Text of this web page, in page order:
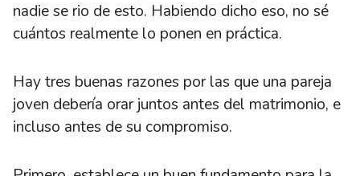
nadie se rio de esto. Habiendo dicho eso, no sé
cuántos realmente lo ponen en práctica.
Hay tres buenas razones por las que una pareja
joven debería orar juntos antes del matrimonio, e
incluso antes de su compromiso.